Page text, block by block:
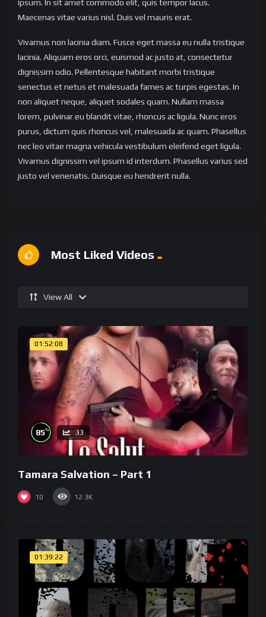
ipsum. In sit amet commodo elit, quis tempor lacus.
Maecenas vitae varius nisl. Duis vel mauris erat.
Vivamus non lacinia diam. Fusce eget massa eu nulla tristique
lacinia. Aliquam eros orci, euismod ac justo at, consectetur
dignissim odio. Pellentesque habitant morbi tristique
senectus et netus et malesuada fames ac turpis egestas. In
non aliquet neque, aliquet sodales quam. Nullam massa
lorem, pulvinar eu blandit vitae, rhoncus ac ligula. Nunc eros
purus, dictum quis rhoncus vel, malesuada ac quam. Phasellus
nec leo vitae magna vehicula vestibulum eleifend eget ligula.
Vivamus dignissim vel ipsum id interdum. Phasellus varius sed
justo vel venenatis. Quisque eu hendrerit nulla.
Most Liked Videos
View All
01:52:08
85% 33
Tamara Salvation – Part 1
10 12.3K
01:39:22